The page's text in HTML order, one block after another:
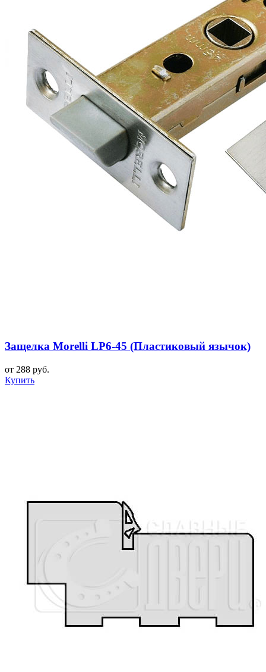
Защелка Morelli LP6-45 (Пластиковый язычок)
от 288 руб.
Купить